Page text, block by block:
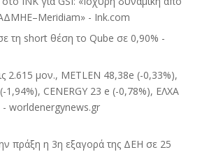
- Ink.com
τη short θέση το Qube σε 0,90% -
2.615 μον., METLEN 48,38e (-0,33%),
CENERGY 23 e (-0,78%), ΕΛΧΑ
- worldenergynews.gr
πράξη η 3η εξαγορά της ΔΕΗ σε 25